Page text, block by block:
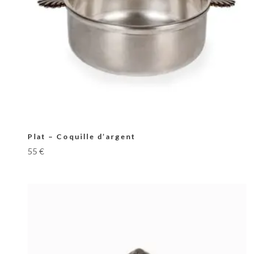
Plat – Coquille d’argent
55 €